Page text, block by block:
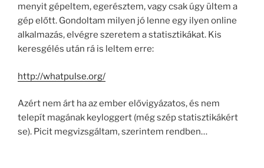
menyit gépeltem, egerésztem, vagy csak úgy ültem a
gép előtt. Gondoltam milyen jó lenne egy ilyen online
alkalmazás, elvégre szeretem a statisztikákat. Kis
keresgélés után rá is leltem erre:
http://whatpulse.org/
Azért nem árt ha az ember elővigyázatos, és nem
telepít magának keyloggert (még szép statisztikákért
se). Picit megvizsgáltam, szerintem rendben…